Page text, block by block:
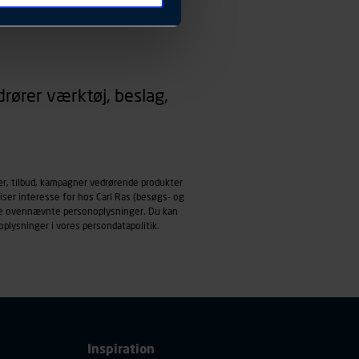
foretrukne sprog, og den
og apps med
behandles der
tidspunkt, hvad der
af
værktøj, beslag,
tilbud, kampagner vedrørende produkter
interesse for hos Carl Ras (besøgs- og
ovennævnte personoplysninger. Du kan
i vores persondatapolitik.
Inspiration